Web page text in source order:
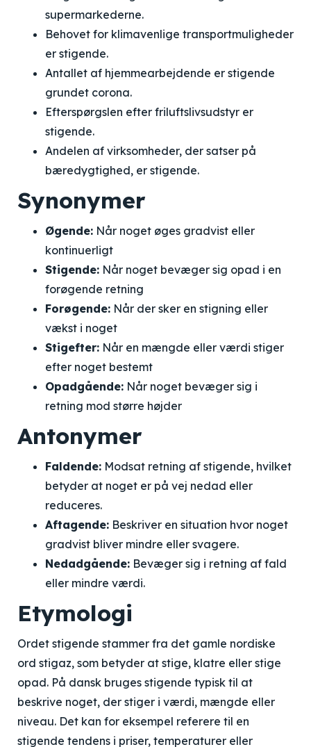
supermarkederne.
Behovet for klimavenlige transportmuligheder
er stigende.
Antallet af hjemmearbejdende er stigende
grundet corona.
Efterspørgslen efter friluftslivsudstyr er
stigende.
Andelen af virksomheder, der satser på
bæredygtighed, er stigende.
Synonymer
Øgende: Når noget øges gradvist eller
kontinuerligt
Stigende: Når noget bevæger sig opad i en
forøgende retning
Forøgende: Når der sker en stigning eller
vækst i noget
Stigefter: Når en mængde eller værdi stiger
efter noget bestemt
Opadgående: Når noget bevæger sig i
retning mod større højder
Antonymer
Faldende: Modsat retning af stigende, hvilket
betyder at noget er på vej nedad eller
reduceres.
Aftagende: Beskriver en situation hvor noget
gradvist bliver mindre eller svagere.
Nedadgående: Bevæger sig i retning af fald
eller mindre værdi.
Etymologi
Ordet stigende stammer fra det gamle nordiske
ord stigaz, som betyder at stige, klatre eller stige
opad. På dansk bruges stigende typisk til at
beskrive noget, der stiger i værdi, mængde eller
niveau. Det kan for eksempel referere til en
stigende tendens i priser, temperaturer eller